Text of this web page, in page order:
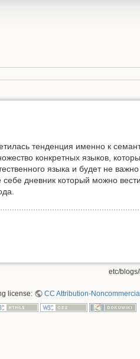
тенденция именно к
конкретных языков,
языка и будет не
дневник который можно
etc/
license: CC Attribution-